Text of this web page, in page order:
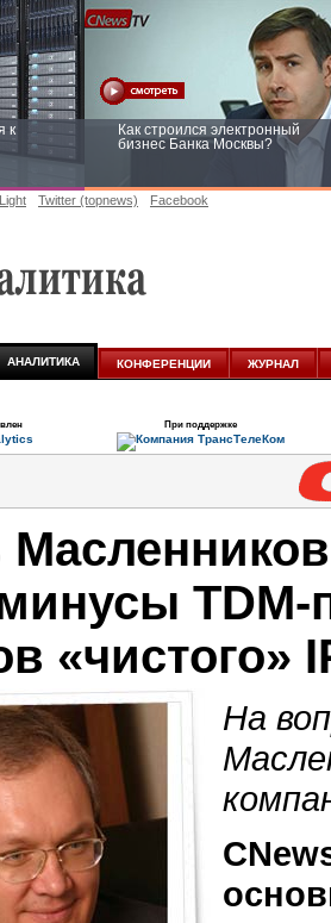
к
Как строился электронный
бизнес Банка Москвы?
Light Twitter (topnews) Facebook
АНАЛИТИКА КОНФЕРЕНЦИИ ЖУРНАЛ
При поддержке
TDM-
«чистого»
На